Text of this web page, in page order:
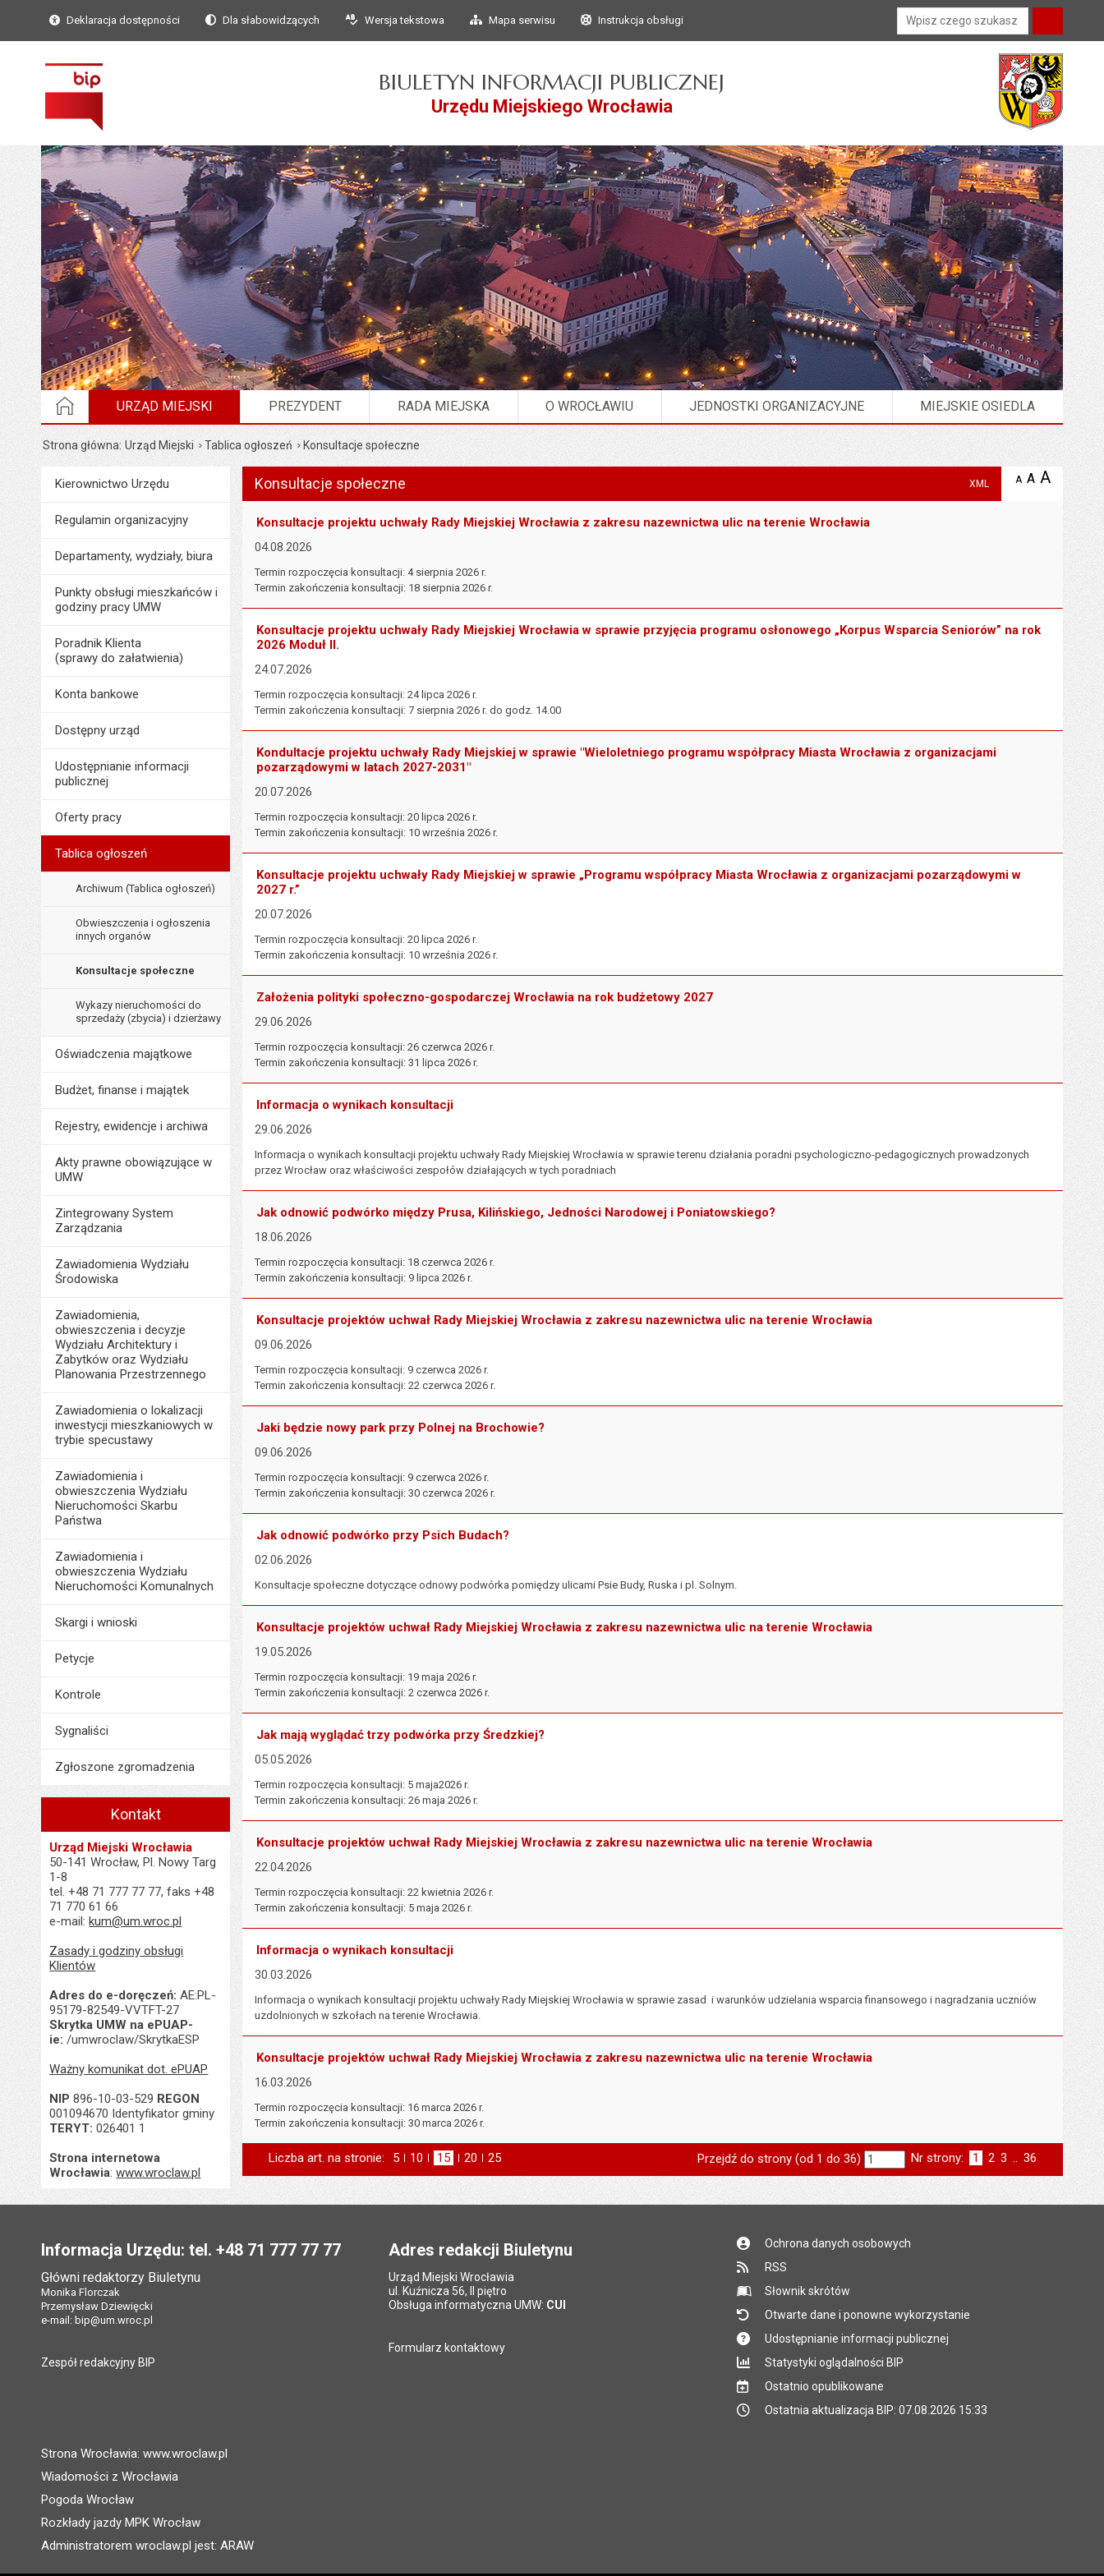
Przejdź do głównego
Przejdź do treści
Deklaracja dostępności Dla słabowidzących Wersja tekstowa Mapa serwisu Instrukcja obsługi Wyszukiwarka
BIULETYN INFORMACJI PUBLICZNEJ
Urzędu Miejskiego Wrocławia
STRONA GŁÓWNA
URZĄD MIEJSKI PREZYDENT RADA MIEJSKA O WROCŁAWIU JEDNOSTKI ORGANIZACYJNE MIEJSKIE OSIEDLA
Strona główna Urząd Miejski Tablica ogłoszeń Konsultacje społeczne
MenuUrząd Miejski
Kierownictwo Urzędu
Regulamin organizacyjny
Departamenty, wydziały, biura
Punkty obsługi mieszkańców i
godziny pracy UMW
Poradnik Klienta
(sprawy do załatwienia)
Konta bankowe
Dostępny urząd
Udostępnianie informacji
publicznej
Oferty pracy
Tablica ogłoszeń
Archiwum (Tablica ogłoszeń)
Obwieszczenia i ogłoszenia
innych organów
Konsultacje społeczne
Wykazy nieruchomości do
sprzedaży (zbycia) i dzierżawy
Oświadczenia majątkowe
Budżet, finanse i majątek
Rejestry, ewidencje i archiwa
Akty prawne obowiązujące w
UMW
Zintegrowany System
Zarządzania
Zawiadomienia Wydziału
Środowiska
Zawiadomienia,
obwieszczenia i decyzje
Wydziału Architektury i
Zabytków oraz Wydziału
Planowania Przestrzennego
Zawiadomienia o lokalizacji
inwestycji mieszkaniowych w
trybie specustawy
Zawiadomienia i
obwieszczenia Wydziału
Nieruchomości Skarbu
Państwa
Zawiadomienia i
obwieszczenia Wydziału
Nieruchomości Komunalnych
Skargi i wnioski
Petycje
Kontrole
Sygnaliści
Zgłoszone zgromadzenia
Kontakt
Urząd Miejski Wrocławia
50-141 Wrocław, Pl. Nowy Targ
1-8
tel. +48 71 777 77 77, faks +48
71 770 61 66
e-mail:kum@um.wroc.pl
Zasady i godziny obsługi
Klientów
Adres do e-doręczeń: AE:PL-
95179-82549-VVTFT-27
Skrytka UMW na ePUAP-
ie: /umwroclaw/SkrytkaESP
Ważny komunikat dot. ePUAP
NIP 896-10-03-529 REGON
001094670 Identyfikator gminy
TERYT: 026401 1
Strona internetowa
Wrocławia:www.wroclaw.pl
Konsultacje społeczne XML A zmniejsz
A domyślna
A
Konsultacje projektu uchwały Rady Miejskiej Wrocławia z zakresu nazewnictwa ulic na terenie Wrocławia
04.08.2026
Termin rozpoczęcia konsultacji: 4 sierpnia 2026 r.
Termin zakończenia konsultacji: 18 sierpnia 2026 r.
Konsultacje projektu uchwały Rady Miejskiej Wrocławia w sprawie przyjęcia programu osłonowego „Korpus Wsparcia Seniorów” na rok
2026 Moduł II.
24.07.2026
Termin rozpoczęcia konsultacji: 24 lipca 2026 r.
Termin zakończenia konsultacji: 7 sierpnia 2026 r. do godz. 14.00
Kondultacje projektu uchwały Rady Miejskiej w sprawie "Wieloletniego programu współpracy Miasta Wrocławia z organizacjami
pozarządowymi w latach 2027-2031"
20.07.2026
Termin rozpoczęcia konsultacji: 20 lipca 2026 r.
Termin zakończenia konsultacji: 10 września 2026 r.
Konsultacje projektu uchwały Rady Miejskiej w sprawie „Programu współpracy Miasta Wrocławia z organizacjami pozarządowymi w
2027 r.”
20.07.2026
Termin rozpoczęcia konsultacji: 20 lipca 2026 r.
Termin zakończenia konsultacji: 10 września 2026 r.
Założenia polityki społeczno-gospodarczej Wrocławia na rok budżetowy 2027
29.06.2026
Termin rozpoczęcia konsultacji: 26 czerwca 2026 r.
Termin zakończenia konsultacji: 31 lipca 2026 r.
Informacja o wynikach konsultacji
29.06.2026
Informacja o wynikach konsultacji projektu uchwały Rady Miejskiej Wrocławia w sprawie terenu działania poradni psychologiczno-pedagogicznych prowadzonych
przez Wrocław oraz właściwości zespołów działających w tych poradniach
Jak odnowić podwórko między Prusa, Kilińskiego, Jedności Narodowej i Poniatowskiego?
18.06.2026
Termin rozpoczęcia konsultacji: 18 czerwca 2026 r.
Termin zakończenia konsultacji: 9 lipca 2026 r.
Konsultacje projektów uchwał Rady Miejskiej Wrocławia z zakresu nazewnictwa ulic na terenie Wrocławia
09.06.2026
Termin rozpoczęcia konsultacji: 9 czerwca 2026 r.
Termin zakończenia konsultacji: 22 czerwca 2026 r.
Jaki będzie nowy park przy Polnej na Brochowie?
09.06.2026
Termin rozpoczęcia konsultacji: 9 czerwca 2026 r.
Termin zakończenia konsultacji: 30 czerwca 2026 r.
Jak odnowić podwórko przy Psich Budach?
02.06.2026
Konsultacje społeczne dotyczące odnowy podwórka pomiędzy ulicami Psie Budy, Ruska i pl. Solnym.
Konsultacje projektów uchwał Rady Miejskiej Wrocławia z zakresu nazewnictwa ulic na terenie Wrocławia
19.05.2026
Termin rozpoczęcia konsultacji: 19 maja 2026 r.
Termin zakończenia konsultacji: 2 czerwca 2026 r.
Jak mają wyglądać trzy podwórka przy Średzkiej?
05.05.2026
Termin rozpoczęcia konsultacji: 5 maja2026 r.
Termin zakończenia konsultacji: 26 maja 2026 r.
Konsultacje projektów uchwał Rady Miejskiej Wrocławia z zakresu nazewnictwa ulic na terenie Wrocławia
22.04.2026
Termin rozpoczęcia konsultacji: 22 kwietnia 2026 r.
Termin zakończenia konsultacji: 5 maja 2026 r.
Informacja o wynikach konsultacji
30.03.2026
Informacja o wynikach konsultacji projektu uchwały Rady Miejskiej Wrocławia w sprawie zasad i warunków udzielania wsparcia finansowego i nagradzania uczniów
uzdolnionych w szkołach na terenie Wrocławia.
Konsultacje projektów uchwał Rady Miejskiej Wrocławia z zakresu nazewnictwa ulic na terenie Wrocławia
16.03.2026
Termin rozpoczęcia konsultacji: 16 marca 2026 r.
Termin zakończenia konsultacji: 30 marca 2026 r.
Liczba art. na stronie: Pokaż
5 elementów na stronie
Pokaż
10 elementów
na stronie
Pokaż
15 elementów
na stronie
Pokaż
20 elementów
na stronie
Pokaż
25
na stronie
Przejdź do strony (od 1 do 36) Nr strony: Strona
1 Strona
2 Strona
3 .. Strona
36
Informacja Urzędu: tel. +48 71 777 77 77
Główni redaktorzy Biuletynu
Monika Florczak
Przemysław Dziewięcki
e-mail: bip@um.wroc.pl
Zespół redakcyjny BIP
Adres redakcji Biuletynu
Urząd Miejski Wrocławia
ul. Kuźnicza 56, II piętro
Obsługa informatyczna UMW: CUI
Formularz kontaktowy
Ochrona danych osobowych
RSS
Słownik skrótów
Otwarte dane i ponowne wykorzystanie
Udostępnianie informacji publicznej
Statystyki oglądalności BIP
Ostatnio opublikowane
Ostatnia aktualizacja BIP: 07.08.2026 15:33
Strona Wrocławia: www.wroclaw.pl
Wiadomości z Wrocławia
Pogoda Wrocław
Rozkłady jazdy MPK Wrocław
Administratorem wroclaw.pl jest: ARAW